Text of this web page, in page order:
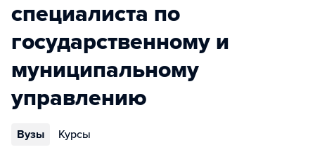
специалиста по
государственному и
муниципальному
управлению
Вузы Курсы